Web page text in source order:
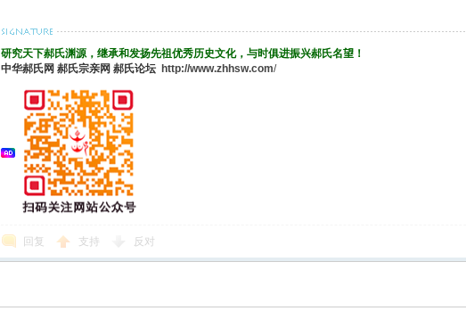
研究天下郝氏渊源，继承和发扬先祖优秀历史文化，与时俱进振兴郝氏名望！
中华郝氏网 郝氏宗亲网 郝氏论坛 http://www.zhhsw.com/
回复 支持 反对